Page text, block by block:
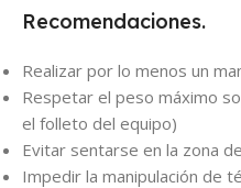
Recomendaciones.
Realizar por lo menos un
Respetar el peso máximo
el folleto del equipo)
Evitar sentarse en la zona
Impedir la manipulación de